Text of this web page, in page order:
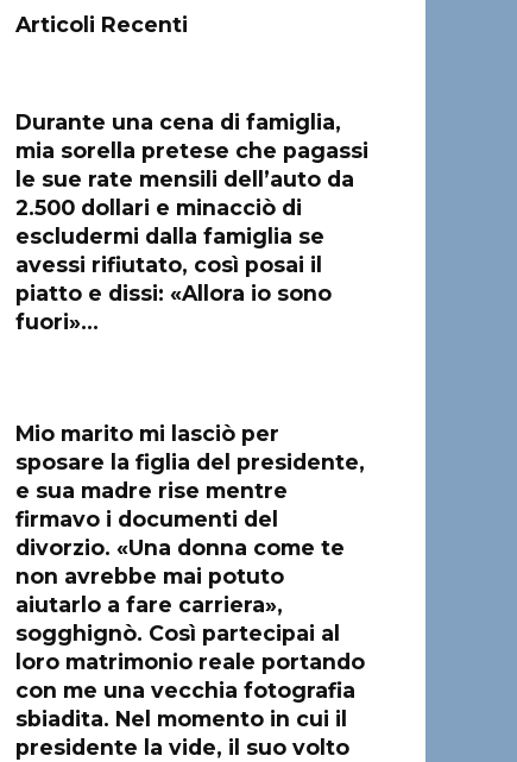
Articoli Recenti
Durante una cena di famiglia,
mia sorella pretese che pagassi
le sue rate mensili dell’auto da
2.500 dollari e minacciò di
escludermi dalla famiglia se
avessi rifiutato, così posai il
piatto e dissi: «Allora io sono
fuori»…
Mio marito mi lasciò per
sposare la figlia del presidente,
e sua madre rise mentre
firmavo i documenti del
divorzio. «Una donna come te
non avrebbe mai potuto
aiutarlo a fare carriera»,
sogghignò. Così partecipai al
loro matrimonio reale portando
con me una vecchia fotografia
sbiadita. Nel momento in cui il
presidente la vide, il suo volto